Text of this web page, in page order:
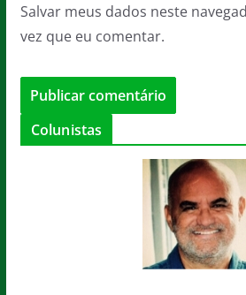
Salvar meus dados neste
vez que eu comentar.
Colunistas